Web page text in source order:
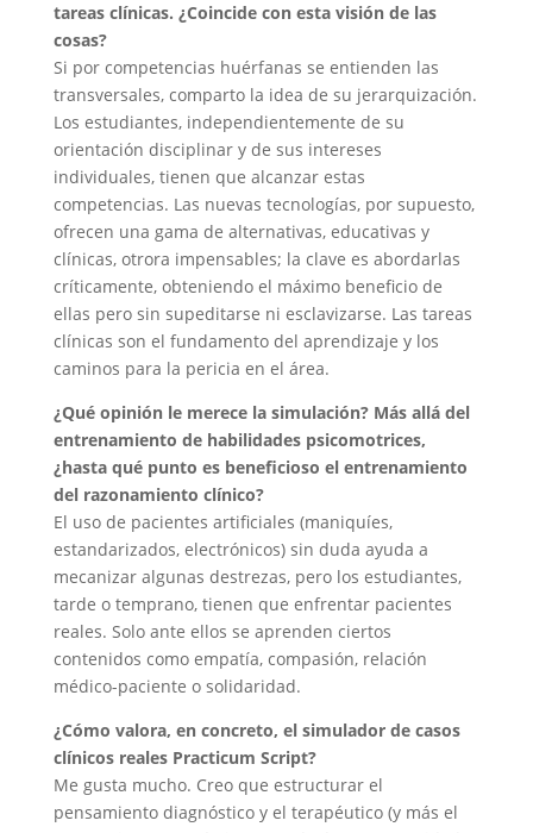
tareas clínicas. ¿Coincide con esta visión de las
cosas?
Si por competencias huérfanas se entienden las
transversales, comparto la idea de su jerarquización.
Los estudiantes, independientemente de su
orientación disciplinar y de sus intereses
individuales, tienen que alcanzar estas
competencias. Las nuevas tecnologías, por supuesto,
ofrecen una gama de alternativas, educativas y
clínicas, otrora impensables; la clave es abordarlas
críticamente, obteniendo el máximo beneficio de
ellas pero sin supeditarse ni esclavizarse. Las tareas
clínicas son el fundamento del aprendizaje y los
caminos para la pericia en el área.
¿Qué opinión le merece la simulación? Más allá del
entrenamiento de habilidades psicomotrices,
¿hasta qué punto es beneficioso el entrenamiento
del razonamiento clínico?
El uso de pacientes artificiales (maniquíes,
estandarizados, electrónicos) sin duda ayuda a
mecanizar algunas destrezas, pero los estudiantes,
tarde o temprano, tienen que enfrentar pacientes
reales. Solo ante ellos se aprenden ciertos
contenidos como empatía, compasión, relación
médico-paciente o solidaridad.
¿Cómo valora, en concreto, el simulador de casos
clínicos reales Practicum Script?
Me gusta mucho. Creo que estructurar el
pensamiento diagnóstico y el terapéutico (y más el